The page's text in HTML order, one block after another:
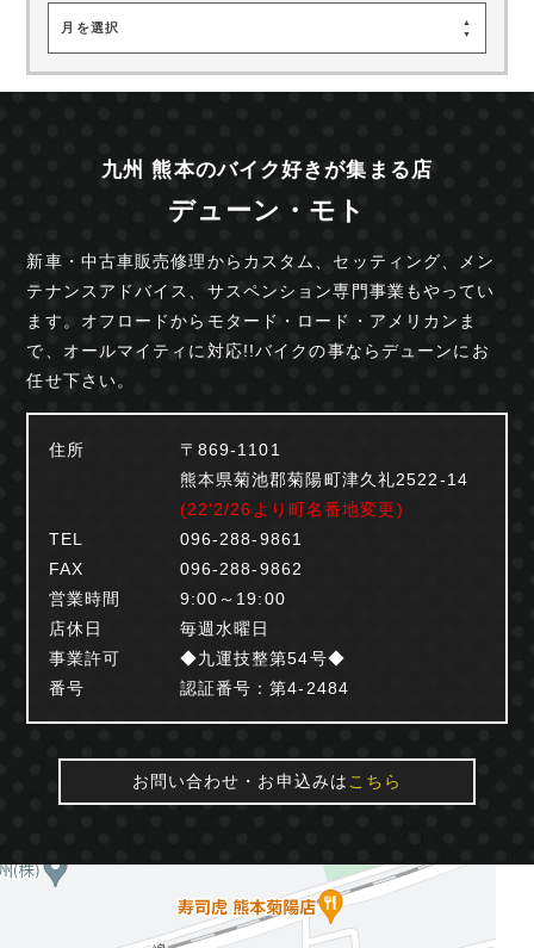
月を選択
九州 熊本のバイク好きが集まる店
デューン・モト
新車・中古車販売修理からカスタム、セッティング、
メン
テナンスアドバイス、サスペンション専門事業もやってい
ます。オフロードからモタード・ロード・ アメリカンま
で、オールマイティに対応!!バイクの事ならデューンにお
任せ下さい。
住所
〒869-1101
熊本県菊池郡菊陽町津久礼2522-14
(22'2/26より町名番地変更)
TEL
096-288-9861
FAX
096-288-9862
営業時間
9:00～19:00
店休日
毎週水曜日
事業許可
番号
◆九運技整第54号◆
認証番号：第4-2484
お問い合わせ・お申込みはこちら